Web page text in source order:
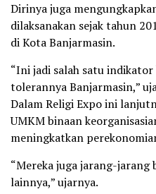
Dirinya juga
dilaksanakan sejak tahun
di Kota Banjarmasin.
“Ini jadi salah satu
tolerannya Banjarmasin,”
Dalam Religi Expo ini
UMKM binaan
meningkatkan
“Mereka juga jarang-jarang
lainnya,” ujarnya.